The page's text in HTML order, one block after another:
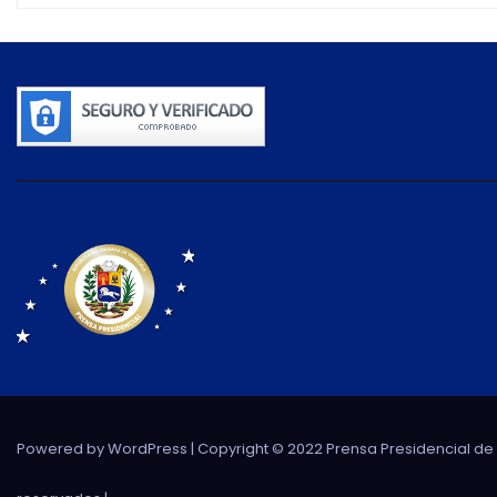
Powered by WordPress | Copyright © 2022 Prensa Presidencial